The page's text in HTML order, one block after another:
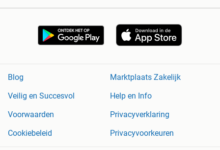
Blog
Marktplaats Zakelijk
Veilig en Succesvol
Help en Info
Voorwaarden
Privacyverklaring
Cookiebeleid
Privacyvoorkeuren